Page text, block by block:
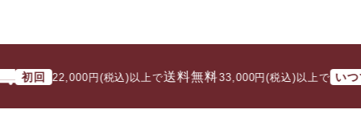
回 22,000円(税込)以上で送料無料/ 33,000円(税込)以上で いつでも